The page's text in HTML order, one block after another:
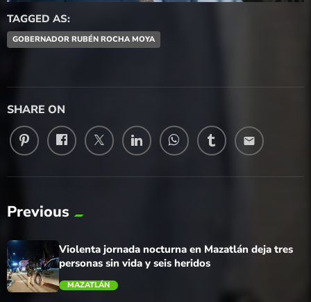
TAGGED AS:
GOBERNADOR RUBÉN ROCHA MOYA
SHARE ON
email
Previous
Violenta jornada nocturna en Mazatlán deja tres
personas sin vida y seis heridos
MAZATLÁN